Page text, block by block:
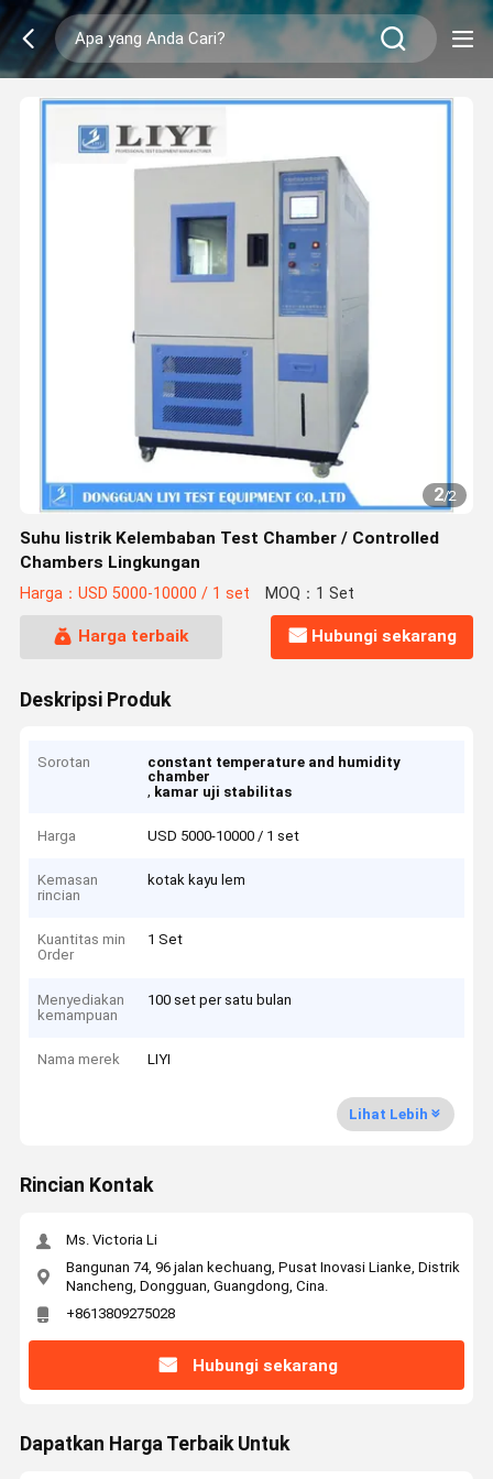
2/2
Suhu listrik Kelembaban Test Chamber / Controlled
Chambers Lingkungan
Harga：USD 5000-10000 / 1 set MOQ：1 Set
Harga terbaik Hubungi sekarang
Deskripsi Produk
Sorotan
constant temperature and humidity
chamber
, kamar uji stabilitas
Harga USD 5000-10000 / 1 set
Kemasan
rincian
kotak kayu lem
Kuantitas min
Order
1 Set
Menyediakan
kemampuan
100 set per satu bulan
Nama merek LIYI
Lihat Lebih
Rincian Kontak
Ms. Victoria Li
Bangunan 74, 96 jalan kechuang, Pusat Inovasi Lianke, Distrik
Nancheng, Dongguan, Guangdong, Cina.
+8613809275028
Hubungi sekarang
Dapatkan Harga Terbaik Untuk